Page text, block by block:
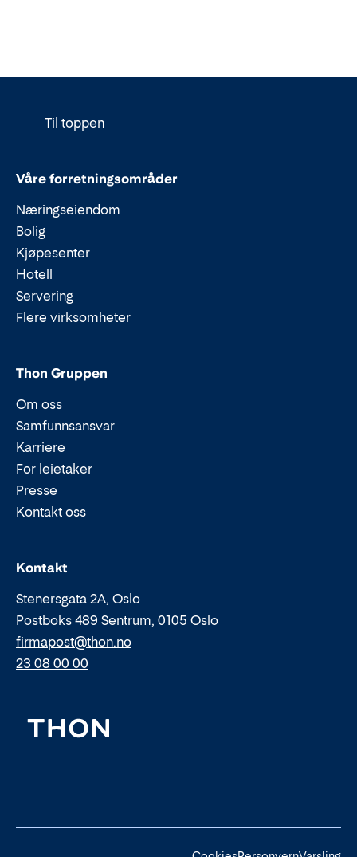
Til toppen
Våre forretningsområder
Næringseiendom
Bolig
Kjøpesenter
Hotell
Servering
Flere virksomheter
Thon Gruppen
Om oss
Samfunnsansvar
Karriere
For leietaker
Presse
Kontakt oss
Kontakt
Stenersgata 2A, Oslo
Postboks 489 Sentrum, 0105 Oslo
Epost:
firmapost@thon.no
Telefon:
23 08 00 00